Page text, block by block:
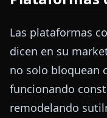
Las plataformas
dicen en su
no solo bloquean
funcionando
remodelando